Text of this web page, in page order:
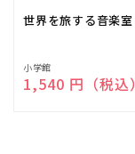
世界を旅する音楽室
販
売
小学館
通常価格
1,540 円（税込）